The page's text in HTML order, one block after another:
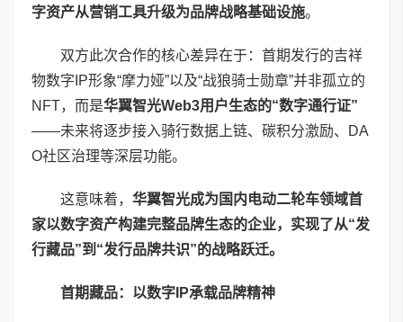
字资产从营销工具升级为品牌战略基础设施。
双方此次合作的核心差异在于：首期发行的吉祥
物数字IP形象“摩力娅”以及“战狼骑士勋章”并非孤立的
NFT，而是华翼智光Web3用户生态的“数字通行证”
——未来将逐步接入骑行数据上链、碳积分激励、DA
O社区治理等深层功能。
这意味着， 华翼智光成为国内电动二轮车领域首
家以数字资产构建完整品牌生态的企业，实现了从“发
行藏品”到“发行品牌共识”的战略跃迁。
首期藏品：以数字 IP承载品牌精神